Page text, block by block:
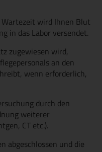
wird Ihnen Blut
in das Labor versendet.
zugewiesen wird,
an den
wenn erforderlich,
durch den
weiterer
CT etc.).
abgeschlossen und die